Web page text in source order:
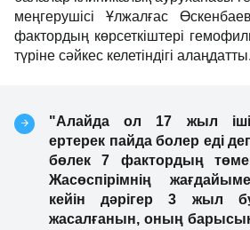
меңгерушісі Ұлжалғас
фактордың көрсеткіштері
түріне сәйкес келетіндігі алаңдатты.
"Алайда ол 17 жыл
ертерек пайда болер еді
бөлек 7 фактордың
Жасөспірімнің
кейін дәрігер 3 жыл
жасалғанын, оның